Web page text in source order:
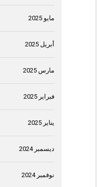
مايو 2025
أبريل 2025
مارس 2025
فبراير 2025
يناير 2025
ديسمبر 2024
نوفمبر 2024